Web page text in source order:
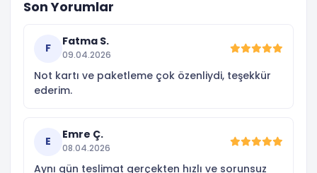
Son Yorumlar
F
Fatma S.
09.04.2026
Not kartı ve paketleme çok özenliydi, teşekkür
ederim.
E
Emre Ç.
08.04.2026
Aynı gün teslimat gerçekten hızlı ve sorunsuz